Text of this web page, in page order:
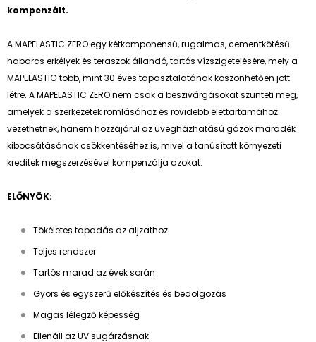
kompenzált.
A MAPELASTIC ZERO egy kétkomponensű, rugalmas, cementkötésű
habarcs erkélyek és teraszok állandó, tartós vízszigetelésére, mely a
MAPELASTIC több, mint 30 éves tapasztalatának köszönhetően jött
létre. A MAPELASTIC ZERO nem csak a beszivárgásokat szünteti meg,
amelyek a szerkezetek romlásához és rövidebb élettartamához
vezethetnek, hanem hozzájárul az üvegházhatású gázok maradék
kibocsátásának csökkentéséhez is, mivel a tanúsított környezeti
kreditek megszerzésével kompenzálja azokat.
ELŐNYÖK:
Tökéletes tapadás az aljzathoz
Teljes rendszer
Tartós marad az évek során
Gyors és egyszerű előkészítés és bedolgozás
Magas lélegző képesség
Ellenáll az UV sugárzásnak